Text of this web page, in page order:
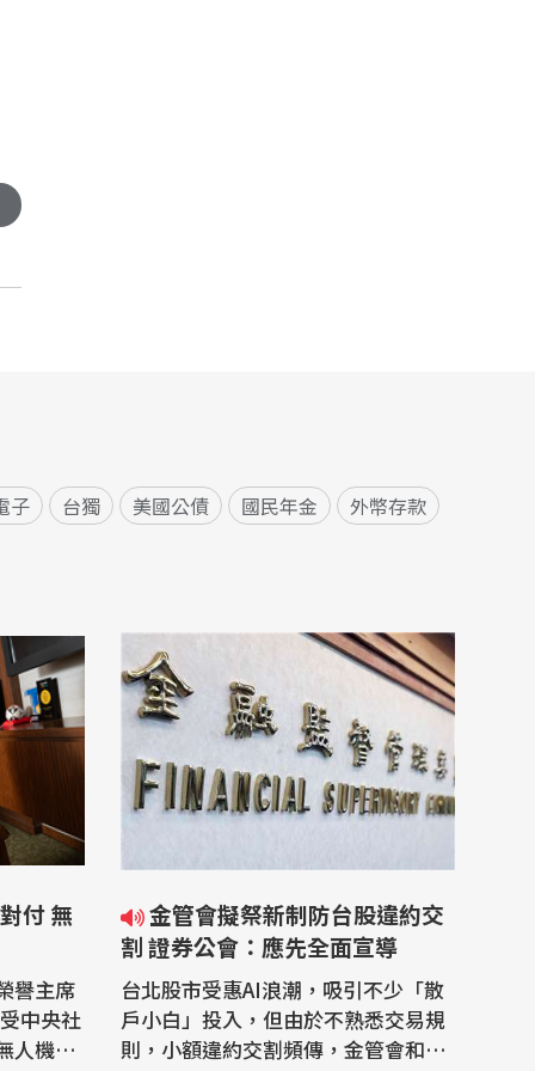
子 台獨 美國公債 國民年金
外幣存款
付 無
譽主席
中央社
人機的
金管會擬祭新制防台股違約交
割 證券公會：應先全面宣導
台北股市受惠AI浪潮，吸引不少「散
戶小白」投入，但由於不熟悉交易規
則，小額違約交割頻傳，金管會和證